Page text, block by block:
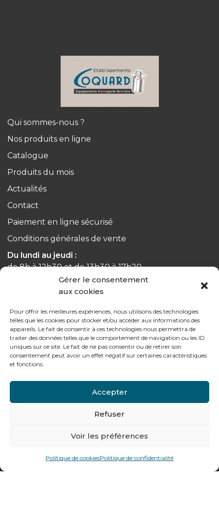
Gérer le consentement
aux cookies
Pour offrir les meilleures expériences, nous utilisons des technologies
telles que les cookies pour stocker et/ou accéder aux informations des
appareils. Le fait de consentir à ces technologies nous permettra de
traiter des données telles que le comportement de navigation ou les ID
uniques sur ce site. Le fait de ne pas consentir ou de retirer son
consentement peut avoir un effet négatif sur certaines caractéristiques
et fonctions.
Accepter
Refuser
Voir les préférences
Politique de cookiesPolitique de confidentialité
Qui sommes-nous ?
Nos produits en ligne
Catalogue
Produits du mois
Actualités
Contact
Paiement en ligne sécurisé
Conditions générales de vente
Du lundi au jeudi :
de 8h à 12h30 et de 13h30 à 17h20
Le vendredi :
Notre gamme pour les particuliers
478 rue Alexandre Richetta